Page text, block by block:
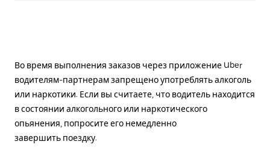
Во время выполнения заказов через приложение Uber
водителям-партнерам запрещено употреблять алкоголь
или наркотики. Если вы считаете, что водитель находится
в состоянии алкогольного или наркотического
опьянения, попросите его немедленно
завершить поездку.